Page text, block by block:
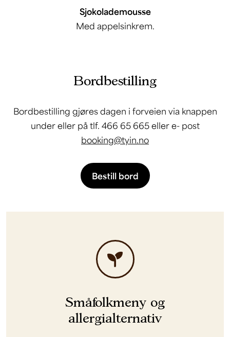
Sjokolademousse
Med appelsinkrem.
Bordbestilling
Bordbestilling gjøres dagen i forveien via knappen
under eller på tlf. 466 65 665 eller e- post
booking@tyin.no
Bestill bord
Småfolkmeny og
allergialternativ